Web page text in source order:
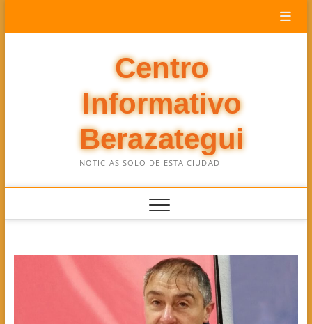
Centro
Informativo
Berazategui
NOTICIAS SOLO DE ESTA CIUDAD